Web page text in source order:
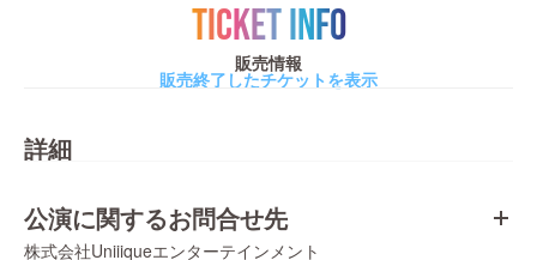
TICKET INFO
販売情報
販売終了したチケットを表示
詳細
公演に関するお問合せ先
株式会社Uniiiqueエンターテインメント